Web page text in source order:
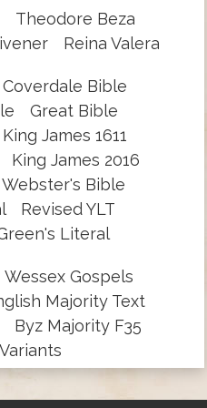
Theodore Beza
Reina Valera
Coverdale Bible
Great Bible
King James 1611
King James 2016
Webster's Bible
Revised YLT
Literal
Wessex Gospels
Majority Text
Byz Majority F35